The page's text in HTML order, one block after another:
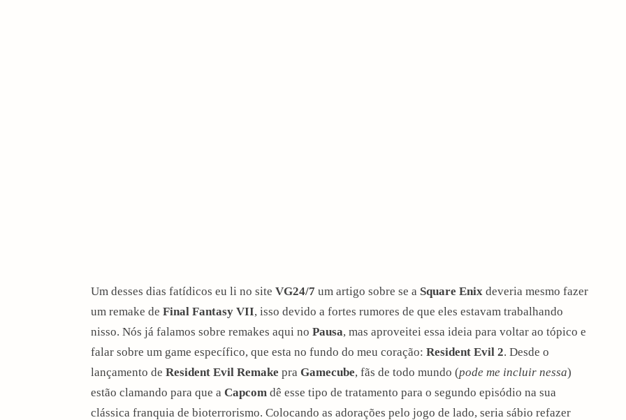
Um desses dias fatídicos eu li no site VG24/7 um artigo sobre se a Square Enix deveria mesmo fazer
um remake de Final Fantasy VII, isso devido a fortes rumores de que eles estavam trabalhando
nisso. Nós já falamos sobre remakes aqui no Pausa, mas aproveitei essa ideia para voltar ao tópico e
falar sobre um game específico, que esta no fundo do meu coração: Resident Evil 2. Desde o
lançamento de Resident Evil Remake pra Gamecube, fãs de todo mundo (pode me incluir nessa)
estão clamando para que a Capcom dê esse tipo de tratamento para o segundo episódio na sua
clássica franquia de bioterrorismo. Colocando as adorações pelo jogo de lado, seria sábio refazer